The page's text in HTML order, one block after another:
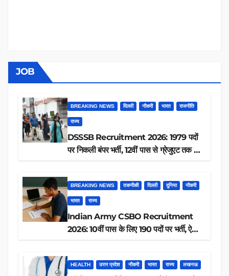
JOB
BREAKING NEWS दिल्ली नौकरी भारत राजनीति
राज्य
DSSSB Recruitment 2026: 1979 पदों
पर निकली बंपर भर्ती, 12वीं पास से ग्रेजुएट तक करें
BREAKING NEWS तकनीकी दिल्ली दुनिया नौकरी
भारत राज्य
Indian Army CSBO Recruitment
2026: 10वीं पास के लिए 190 पदों पर भर्ती, ऐसे
HEALTH उत्तर प्रदेश नौकरी भारत राज्य लखनऊ